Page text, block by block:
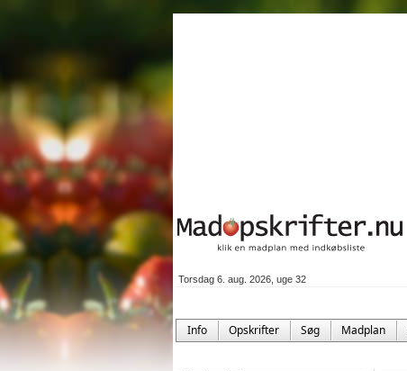
Torsdag 6. aug. 2026, uge 32
Info Opskrifter Søg Madplan